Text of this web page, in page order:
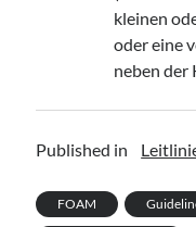
kleinen
oder eine
neben der
Published in
FOAM